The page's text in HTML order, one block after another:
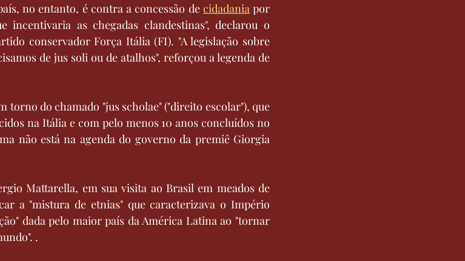
no entanto, é contra a concessão de cidadania por
as chegadas clandestinas", declarou o
conservador Força Itália (FI). "A legislação sobre
de jus soli ou de atalhos", reforçou a legenda de
torno do chamado "jus scholae" ("direito escolar"), que
na Itália e com pelo menos 10 anos concluídos no
não está na agenda do governo da premiê Giorgia
Mattarella, em sua visita ao Brasil em meados de
a "mistura de etnias" que caracterizava o Império
dada pelo maior país da América Latina ao "tornar
.